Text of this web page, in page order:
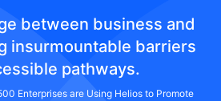
between business and
insurmountable barriers
pathways.
Enterprises are Using Helios to Promote